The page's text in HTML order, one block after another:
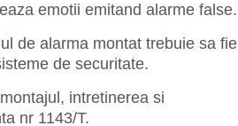
emotii emitand alarme false.
de alarma montat trebuie sa fie
de securitate.
intretinerea si
nr 1143/T.